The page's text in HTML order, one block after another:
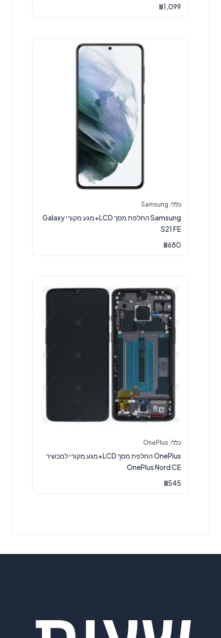
5.00
מתוך 5 ₪1,099
כללי Samsung
Samsung החלפת מסך LCD+מגע מקורי Galaxy
S21 FE
₪680
כללי OnePlus
OnePlus החלפת מסך LCD+מגע מקורי למכשיר
OnePlus Nord CE
₪545